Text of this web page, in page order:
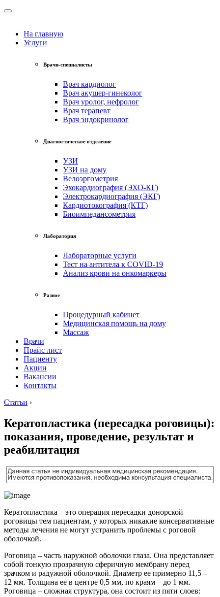
На главную
Услуги
Врачи-специалисты
Врач кардиолог
Врач акушер-гинеколог
Врач уролог, нефролог
Врач терапевт
Врач эндокринолог
Диагностическое отделение
УЗИ
УЗИ на дому
Велоэргометрия
Эхокардиография (ЭХО-КГ)
Электрокардиография (ЭКГ)
Кардиотокография (КТГ)
Биоимпедансометрия
Лаборатория
Лабораторные услуги
Тест на антитела к COVID-19
Анализ крови на онкомаркеры
Разное
Процедурный кабинет
Медицинская помощь на дому
Массаж
Врачи
Прайс лист
Пациенту
Акции
Вакансии
Контакты
Статьи ›
Кератопластика (пересадка роговицы):
показания, проведение, результат и
реабилитация
Кератопластика – это операция пересадки донорской
роговицы тем пациентам, у которых никакие консервативные
методы лечения не могут устранить проблемы с роговой
оболочкой.
Роговица – часть наружной оболочки глаза. Она представляет
собой тонкую прозрачную сферичную мембрану перед
зрачком и радужной оболочкой. Диаметр ее примерно 11,5 –
12 мм. Толщина ее в центре 0,5 мм, по краям – до 1 мм.
Роговица – сложная структура, она состоит из пяти слоев: